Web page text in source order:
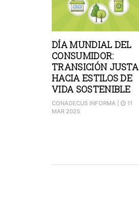
DÍA MUNDIAL DEL
CONSUMIDOR:
TRANSICIÓN JUSTA
HACIA ESTILOS DE
VIDA SOSTENIBLE
CONADECUS INFORMA
11
MAR 2025